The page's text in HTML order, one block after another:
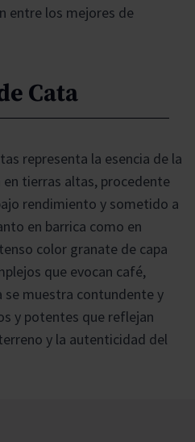
entre los mejores de
Cata
representa la esencia de la
tierras altas, procedente
rendimiento y sometido a
en barrica como en
color granate de capa
que evocan café,
se muestra contundente y
y potentes que reflejan
y la autenticidad del